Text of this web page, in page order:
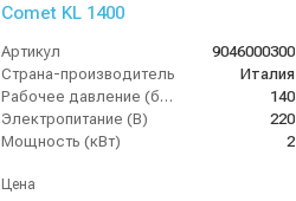
Comet KL 1400
Артикул
9046000300
Страна-производитель
Италия
Рабочее давление (бар)
140
Электропитание (В)
220
Мощность (кВт)
2
Цена